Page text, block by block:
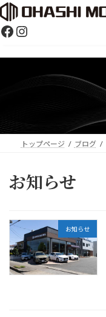
Skip
to
the
content
Skip
to
the
Navigation
Facebook
Instagram
トップページ ブログ
お知らせ
お知らせ